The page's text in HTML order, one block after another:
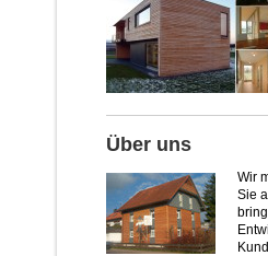
Über uns
Wir
Sie